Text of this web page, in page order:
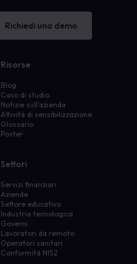
Richiedi una demo
Risorse
Blog
Caso di studio
Notizie sull'azienda
Attività di sensibilizzazione
Glossario
Poster
Settori
Servizi finanziari
Aziende
Settore educativo
Industria tecnologica
Governi
Lavoratori da remoto
Operatori sanitari
Conformità NIS2